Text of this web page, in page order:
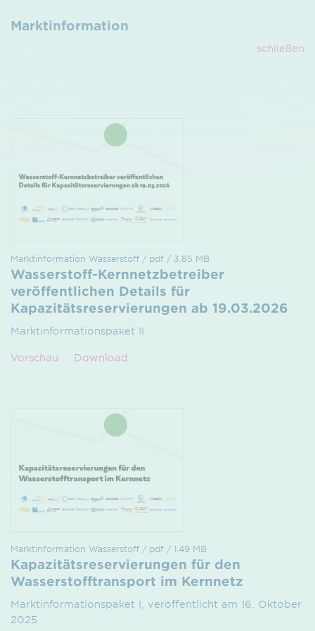
Marktinformation
schließen
Marktinformation Wasserstoff / pdf / 3.85 MB
Wasserstoff-Kernnetzbetreiber
veröffentlichen Details für
Kapazitätsreservierungen ab 19.03.2026
Marktinformationspaket II
Vorschau Download
Marktinformation Wasserstoff / pdf / 1.49 MB
Kapazitätsreservierungen für den
Wasserstofftransport im Kernnetz
Marktinformationspaket I, veröffentlicht am 16. Oktober
2025